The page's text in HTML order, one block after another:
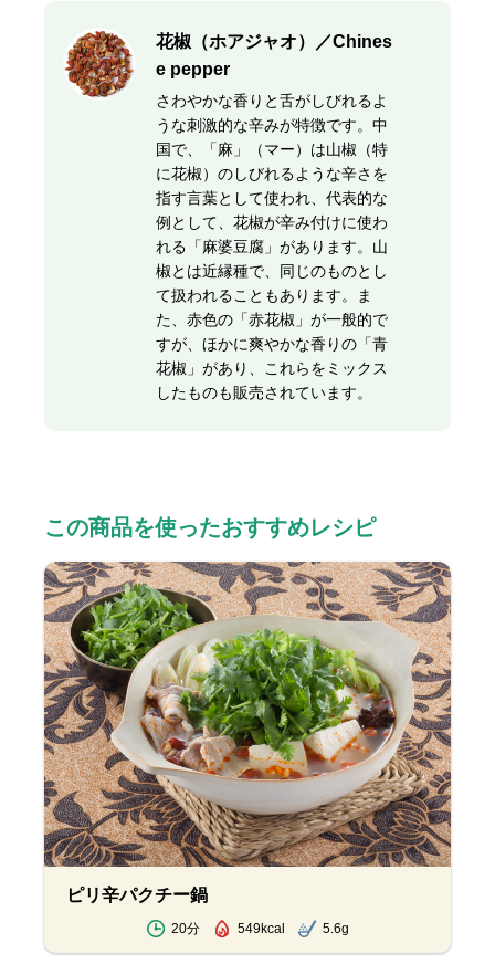
花椒（ホアジャオ）／Chines
e pepper
さわやかな香りと舌がしびれるよ
うな刺激的な辛みが特徴です。中
国で、「麻」（マー）は山椒（特
に花椒）のしびれるような辛さを
指す言葉として使われ、代表的な
例として、花椒が辛み付けに使わ
れる「麻婆豆腐」があります。山
椒とは近縁種で、同じのものとし
て扱われることもあります。ま
た、赤色の「赤花椒」が一般的で
すが、ほかに爽やかな香りの「青
花椒」があり、これらをミックス
したものも販売されています。
この商品を使ったおすすめレシピ
ピリ辛パクチー鍋
20分 549kcal 5.6g